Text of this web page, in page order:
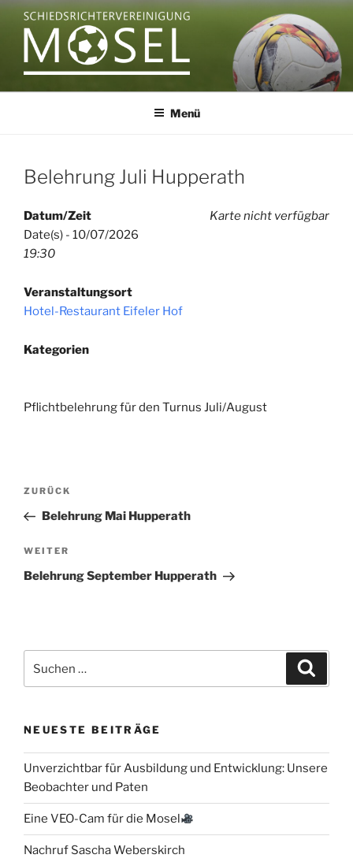
Zum
Inhalt
springen
Menü
Belehrung Juli Hupperath
Karte nicht verfügbar
Datum/Zeit
Date(s) - 10/07/2026
19:30
Veranstaltungsort
Hotel-Restaurant Eifeler Hof
Kategorien
Pflichtbelehrung für den Turnus Juli/August
Beitragsnavigation
Vorheriger
Beitrag
ZURÜCK
Belehrung Mai Hupperath
Nächster
Beitrag
WEITER
Belehrung September Hupperath
nach:
NEUESTE BEITRÄGE
Unverzichtbar für Ausbildung und Entwicklung: Unsere
Beobachter und Paten
Eine VEO-Cam für die Mosel
Nachruf Sascha Weberskirch